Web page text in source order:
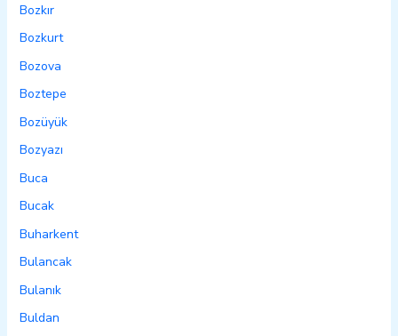
Bozkır
Bozkurt
Bozova
Boztepe
Bozüyük
Bozyazı
Buca
Bucak
Buharkent
Bulancak
Bulanık
Buldan